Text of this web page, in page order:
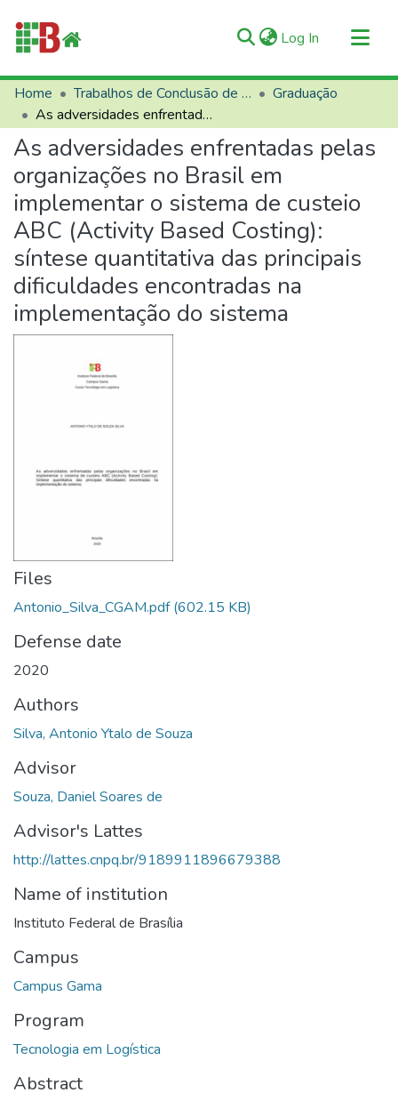
Log In (current)
Communities & Collections
All of RIIFB
Manuals and Terms
Statistics
About RIIFB
Help
Contacts
Home Trabalhos de Conclusão de Curso (TCCs)
Graduação
As adversidades enfrentadas pelas organizações no Brasil em implementar o sistema de custeio ABC (Activity Based Costing): síntese quantitativa das principais dificuldades encontradas na implementação do sistema
As adversidades enfrentadas pelas
organizações no Brasil em
implementar o sistema de custeio
ABC (Activity Based Costing):
síntese quantitativa das principais
dificuldades encontradas na
implementação do sistema
Files
Antonio_Silva_CGAM.pdf(602.15 KB)
Defense date
2020
Authors
Silva, Antonio Ytalo de Souza
Advisor
Souza, Daniel Soares de
Advisor's Lattes
http://lattes.cnpq.br/9189911896679388
Name of institution
Instituto Federal de Brasília
Campus
Campus Gama
Program
Tecnologia em Logística
Abstract